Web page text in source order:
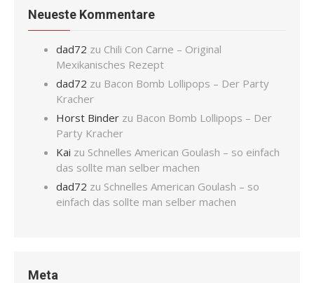
Neueste Kommentare
dad72 zu Chili Con Carne – Original
Mexikanisches Rezept
dad72 zu Bacon Bomb Lollipops – Der Party
Kracher
Horst Binder zu Bacon Bomb Lollipops – Der
Party Kracher
Kai zu Schnelles American Goulash – so einfach
das sollte man selber machen
dad72 zu Schnelles American Goulash – so
einfach das sollte man selber machen
Meta